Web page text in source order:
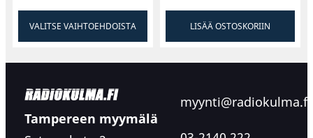
VALITSE VAIHTOEHDOISTA LISÄÄ OSTOSKORIIN
Tampereen myymälä
myynti@radiokulma.fi